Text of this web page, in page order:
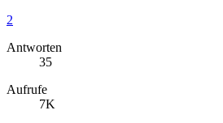
2
Antworten
35
Aufrufe
7K